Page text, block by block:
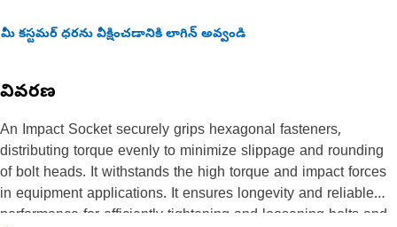
మీ కస్టమర్ ధరను వీక్షించడానికి లాగిన్ అవ్వండి
వివరణ
An Impact Socket securely grips hexagonal fasteners,
distributing torque evenly to minimize slippage and rounding
of bolt heads. It withstands the high torque and impact forces
in equipment applications. It ensures longevity and reliable
performance for efficiently tightening and loosening bolts and